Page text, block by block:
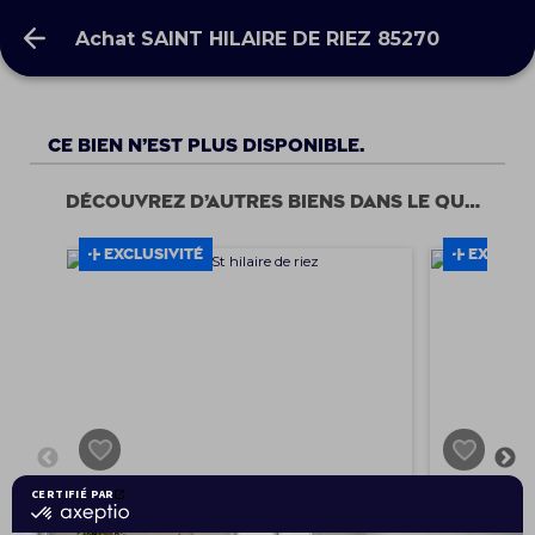
Achat SAINT HILAIRE DE RIEZ 85270
Achat SAINT HILAIRE DE RIEZ 85270
Ce bien n’est plus disponible.
Découvrez d’autres biens dans le quartier
EXCLUSIVITÉ